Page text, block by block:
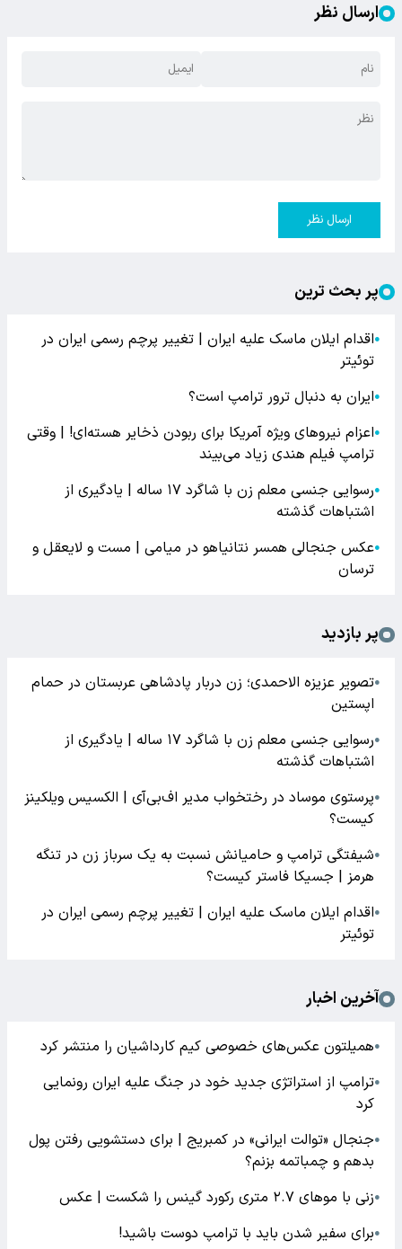
ارسال نظر
ارسال نظر
پر بحث ترین
●اقدام ایلان ماسک علیه ایران | تغییر پرچم رسمی ایران در
توئیتر
●ایران به دنبال ترور ترامپ است؟
●اعزام نیروهای ویژه آمریکا برای ربودن ذخایر هسته‌ای! | وقتی
ترامپ فیلم هندی زیاد می‌بیند
●
رسوایی جنسی معلم زن با شاگرد ۱۷ ساله | یادگیری از
اشتباهات گذشته
●عکس جنجالی همسر نتانیاهو در میامی | مست و لایعقل و
ترسان
پر بازدید
●تصویر عزیزه الاحمدی؛ زن دربار پادشاهی عربستان در حمام
اپستین
●
رسوایی جنسی معلم زن با شاگرد ۱۷ ساله | یادگیری از
اشتباهات گذشته
●پرستوی موساد در رختخواب مدیر اف‌بی‌آی | الکسیس ویلکینز
کیست؟
●شیفتگی ترامپ و حامیانش نسبت به یک سرباز زن در تنگه
هرمز | جسیکا فاستر کیست؟
●اقدام ایلان ماسک علیه ایران | تغییر پرچم رسمی ایران در
توئیتر
آخرین اخبار
●همیلتون عکس‌های خصوصی کیم‌ کارداشیان را منتشر کرد
●ترامپ از استراتژی جدید خود در جنگ علیه ایران رونمایی
کرد
●جنجال «توالت ایرانی» در کمبریج | برای دستشویی رفتن پول
بدهم و چمباتمه بزنم؟
●زنی با موهای ۲.۷ متری رکورد گینس را شکست | عکس
●برای سفیر شدن باید با ترامپ دوست باشید!